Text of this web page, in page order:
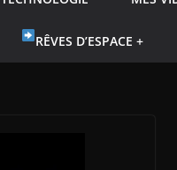
RÊVES D’ESPACE +